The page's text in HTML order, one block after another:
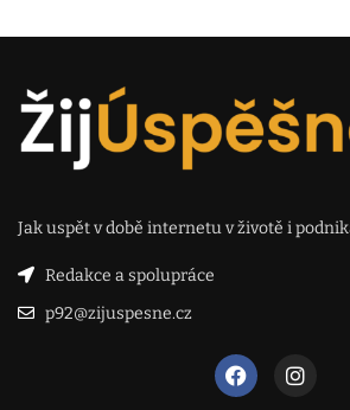
Jak uspět v době internetu v životě i
Redakce a spolupráce
p92@zijuspesne.cz